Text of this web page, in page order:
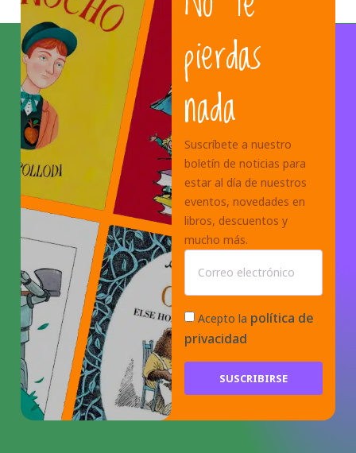
pierdas
nada
Suscríbete a nuestro
boletín de noticias para
estar al día de nuestros
eventos, novedades en
libros, descuentos y
mucho más.
Acepto la política de
privacidad
SUSCRIBIRSE